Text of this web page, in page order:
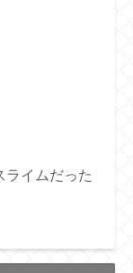
ライムだった